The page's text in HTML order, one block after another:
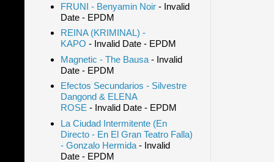
FRUNI - Benyamin Noir- Invalid
Date- EPDM
REINA (KRIMINAL) -
KAPO - Invalid Date- EPDM
Magnetic - The Bausa- Invalid
Date- EPDM
Efectos Secundarios - Silvestre
Dangond & ELENA
ROSE - Invalid Date- EPDM
La Ciudad Intermitente (En
Directo - En El Gran Teatro Falla)
- Gonzalo Hermida- Invalid
Date- EPDM